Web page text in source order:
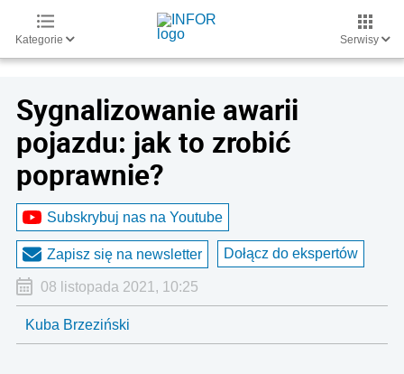
Kategorie Serwisy
Sygnalizowanie awarii
pojazdu: jak to zrobić
poprawnie?
Subskrybuj nas na Youtube
Zapisz się na newsletter Dołącz do ekspertów
08 listopada 2021, 10:25
Kuba Brzeziński